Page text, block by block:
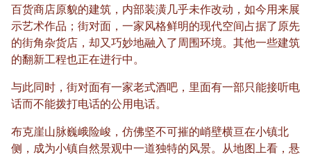
百货商店原貌的建筑，内部装潢几乎未作改动，如今用来展
示艺术作品；街对面，一家风格鲜明的现代空间占据了原先
的街角杂货店，却又巧妙地融入了周围环境。其他一些建筑
的翻新工程也正在进行中。
与此同时，街对面有一家老式酒吧，里面有一部只能接听电
话而不能拨打电话的公用电话。
布克崖山脉巍峨险峻，仿佛坚不可摧的峭壁横亘在小镇北
侧，成为小镇自然景观中一道独特的风景。从地图上看，悬